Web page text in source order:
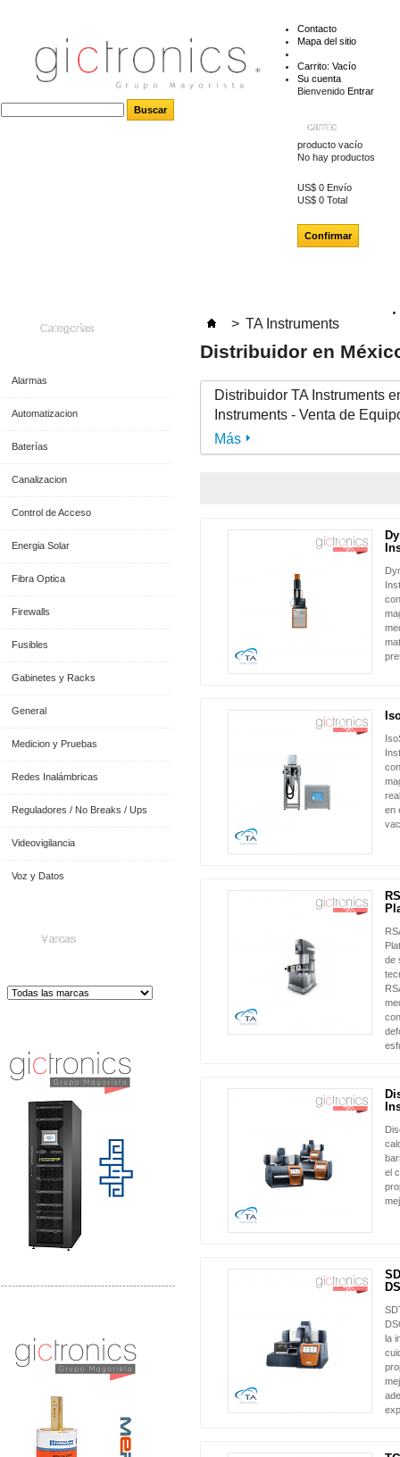
Contacto
Mapa del sitio
Carrito: Vacío
Su cuenta
Bienvenido Entrar
carrito
producto vacío
No hay productos
US$ 0 Envío
US$ 0 Total
Confirmar
Categorías
Alarmas
Automatizacion
Baterías
Canalizacion
Control de Acceso
Energia Solar
Fibra Optica
Firewalls
Fusibles
Gabinetes y Racks
General
Medicion y Pruebas
Redes Inalámbricas
Reguladores / No Breaks / Ups
Videovigilancia
Voz y Datos
Marcas
-------------------------------------------------
> TA Instruments
Distribuidor en
Distribuidor TA Instruments
Instruments - Venta de
Más
NUEVO
NUEVO
en
NUEVO
de
NUEVO
el
NUEVO
la